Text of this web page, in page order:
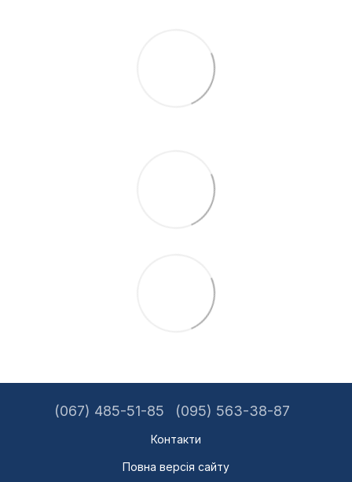
(067) 485-51-85 (095) 563-38-87
Контакти
Повна версія сайту